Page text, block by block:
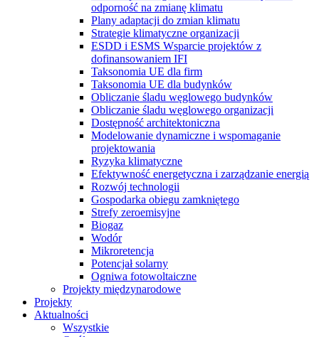
odporność na zmianę klimatu
Plany adaptacji do zmian klimatu
Strategie klimatyczne organizacji
ESDD i ESMS Wsparcie projektów z
dofinansowaniem IFI
Taksonomia UE dla firm
Taksonomia UE dla budynków
Obliczanie śladu węglowego budynków
Obliczanie śladu węglowego organizacji
Dostępność architektoniczna
Modelowanie dynamiczne i wspomaganie
projektowania
Ryzyka klimatyczne
Efektywność energetyczna i zarządzanie energią
Rozwój technologii
Gospodarka obiegu zamkniętego
Strefy zeroemisyjne
Biogaz
Wodór
Mikroretencja
Potencjał solarny
Ogniwa fotowoltaiczne
Projekty międzynarodowe
Projekty
Aktualności
Wszystkie